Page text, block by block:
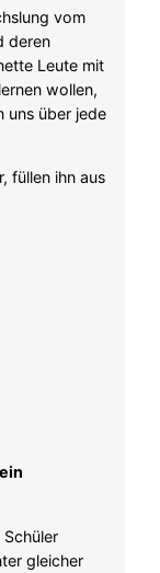
vom
deren
Leute mit
wollen,
uns über jede
füllen ihn aus
gleicher